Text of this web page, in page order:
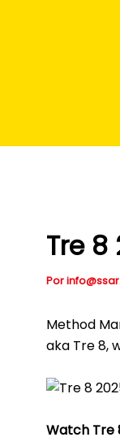
Tre
Por
Method
aka Tre 8,
Watch Tre